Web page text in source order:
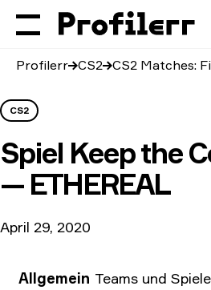
Profilerr CS2 CS2 Matches:
CS2
Spiel Keep the
— ETHEREAL
April 29, 2020
Allgemein Teams und